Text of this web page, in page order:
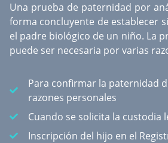
Una prueba de paternidad por
forma concluyente de establecer
el padre biológico de un niño. La
puede ser necesaria por varias
Para confirmar la paternidad
razones personales
Cuando se solicita la custodia
Inscripción del hijo en el